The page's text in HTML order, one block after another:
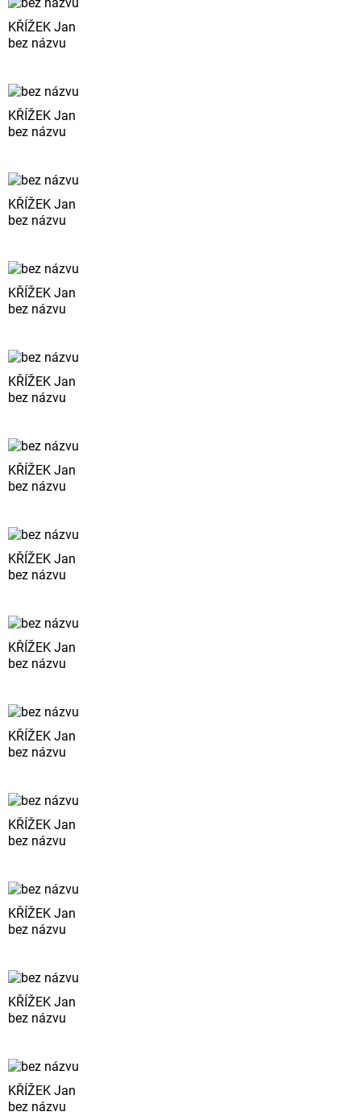
KŘÍŽEK Jan
bez názvu
KŘÍŽEK Jan
bez názvu
KŘÍŽEK Jan
bez názvu
KŘÍŽEK Jan
bez názvu
KŘÍŽEK Jan
bez názvu
KŘÍŽEK Jan
bez názvu
KŘÍŽEK Jan
bez názvu
KŘÍŽEK Jan
bez názvu
KŘÍŽEK Jan
bez názvu
KŘÍŽEK Jan
bez názvu
KŘÍŽEK Jan
bez názvu
KŘÍŽEK Jan
bez názvu
KŘÍŽEK Jan
bez názvu